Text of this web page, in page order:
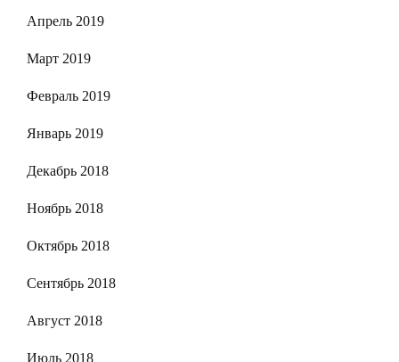
Апрель 2019
Март 2019
Февраль 2019
Январь 2019
Декабрь 2018
Ноябрь 2018
Октябрь 2018
Сентябрь 2018
Август 2018
Июль 2018